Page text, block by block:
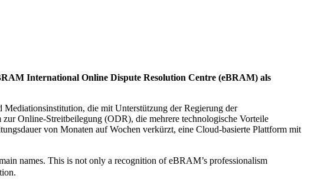
International Online Dispute Resolution Centre (eBRAM) als
die mit Unterstützung der Regierung der
Online-Streitbeilegung (ODR), die mehrere technologische Vorteile
von Monaten auf Wochen verkürzt, eine Cloud-basierte Plattform mit
names. This is not only a recognition of eBRAM’s professionalism